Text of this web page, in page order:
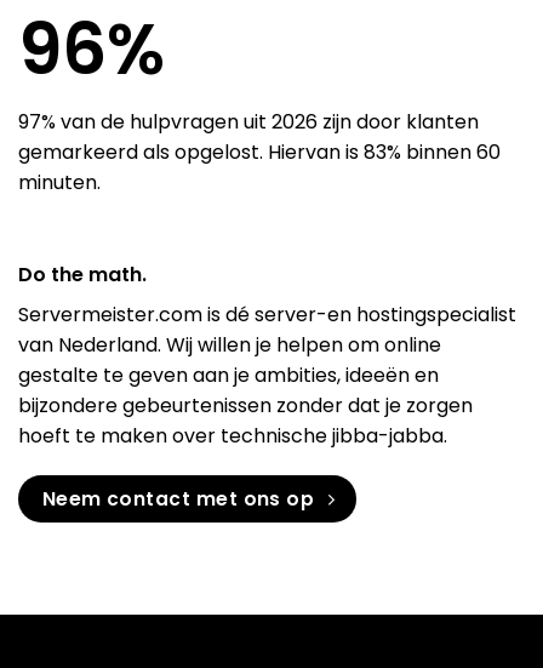
97%
97% van de hulpvragen uit 2026 zijn door klanten
gemarkeerd als opgelost. Hiervan is 83% binnen 60
minuten.
Do the math.
Servermeister.com is dé server-en hostingspecialist
van Nederland. Wij willen je helpen om online
gestalte te geven aan je ambities, ideeën en
bijzondere gebeurtenissen zonder dat je zorgen
hoeft te maken over technische jibba-jabba.
Neem contact met ons op